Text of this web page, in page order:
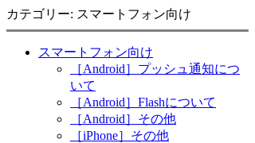
カテゴリー: スマートフォン向け
スマートフォン向け
［Android］プッシュ通知につ
いて
［Android］Flashについて
［Android］その他
［iPhone］その他